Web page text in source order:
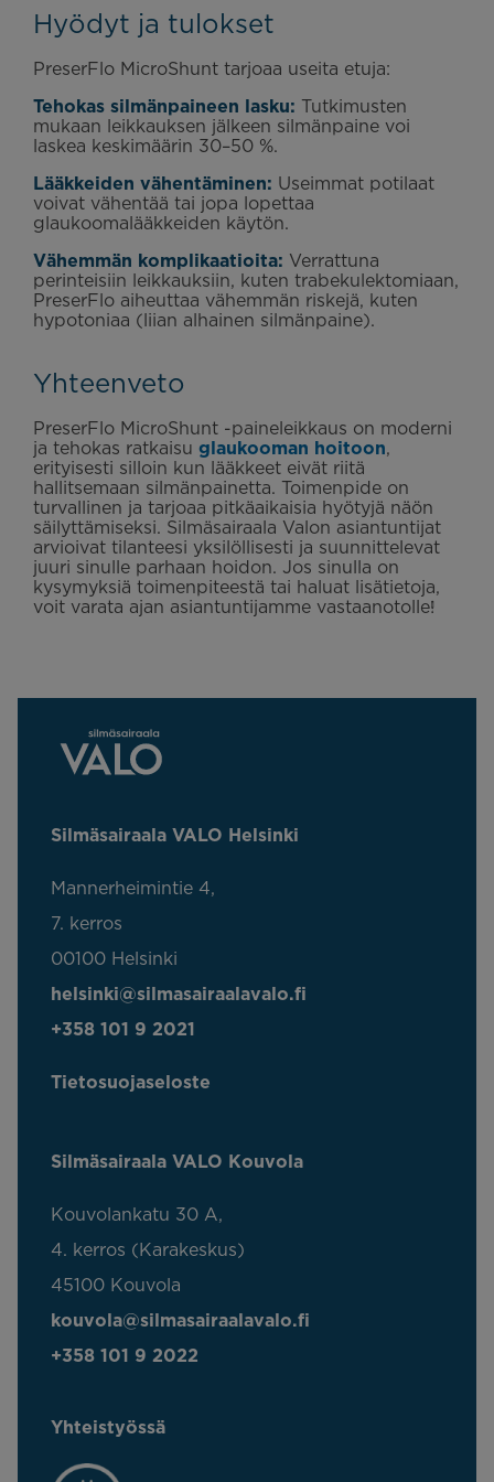
Hyödyt ja tulokset
PreserFlo MicroShunt tarjoaa useita etuja:
Tehokas silmänpaineen lasku: Tutkimusten
mukaan leikkauksen jälkeen silmänpaine voi
laskea keskimäärin 30–50 %.
Lääkkeiden vähentäminen: Useimmat potilaat
voivat vähentää tai jopa lopettaa
glaukoomalääkkeiden käytön.
Vähemmän komplikaatioita: Verrattuna
perinteisiin leikkauksiin, kuten trabekulektomiaan,
PreserFlo aiheuttaa vähemmän riskejä, kuten
hypotoniaa (liian alhainen silmänpaine).
Yhteenveto
PreserFlo MicroShunt -paineleikkaus on moderni
ja tehokas ratkaisu glaukooman hoitoon,
erityisesti silloin kun lääkkeet eivät riitä
hallitsemaan silmänpainetta. Toimenpide on
turvallinen ja tarjoaa pitkäaikaisia hyötyjä näön
säilyttämiseksi. Silmäsairaala Valon asiantuntijat
arvioivat tilanteesi yksilöllisesti ja suunnittelevat
juuri sinulle parhaan hoidon. Jos sinulla on
kysymyksiä toimenpiteestä tai haluat lisätietoja,
voit varata ajan asiantuntijamme vastaanotolle!
Silmäsairaala VALO Helsinki
Mannerheimintie 4,
7. kerros
00100 Helsinki
helsinki@silmasairaalavalo.fi
+358 101 9 2021
Tietosuojaseloste
Silmäsairaala VALO Kouvola
Kouvolankatu 30 A,
4. kerros (Karakeskus)
45100 Kouvola
kouvola@silmasairaalavalo.fi
+358 101 9 2022
Yhteistyössä